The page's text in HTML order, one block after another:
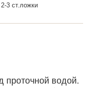
2-3 ст.ложки
водой.